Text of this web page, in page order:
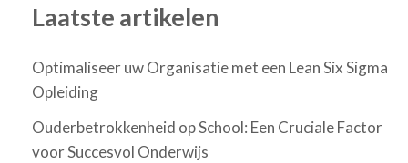
Laatste artikelen
Optimaliseer uw Organisatie met een Lean Six Sigma
Opleiding
Ouderbetrokkenheid op School: Een Cruciale Factor
voor Succesvol Onderwijs